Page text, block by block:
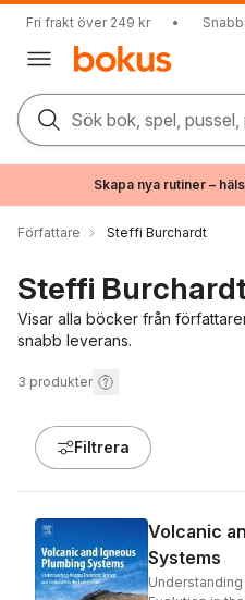
Fri frakt över 249 kr •
Sök bok, spel, pussel,
Skapa nya rutiner –
Författare Steffi Burchardt
Steffi
Visar alla böcker från
snabb leverans.
3 produkter
Filtrera
Volcanic
Systems